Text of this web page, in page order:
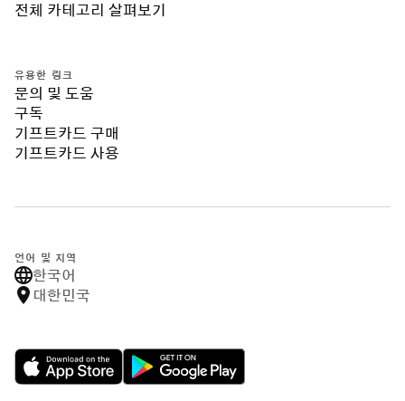
전체 카테고리 살펴보기
유용한 링크
문의 및 도움
구독
기프트카드 구매
기프트카드 사용
언어 및 지역
한국어
대한민국